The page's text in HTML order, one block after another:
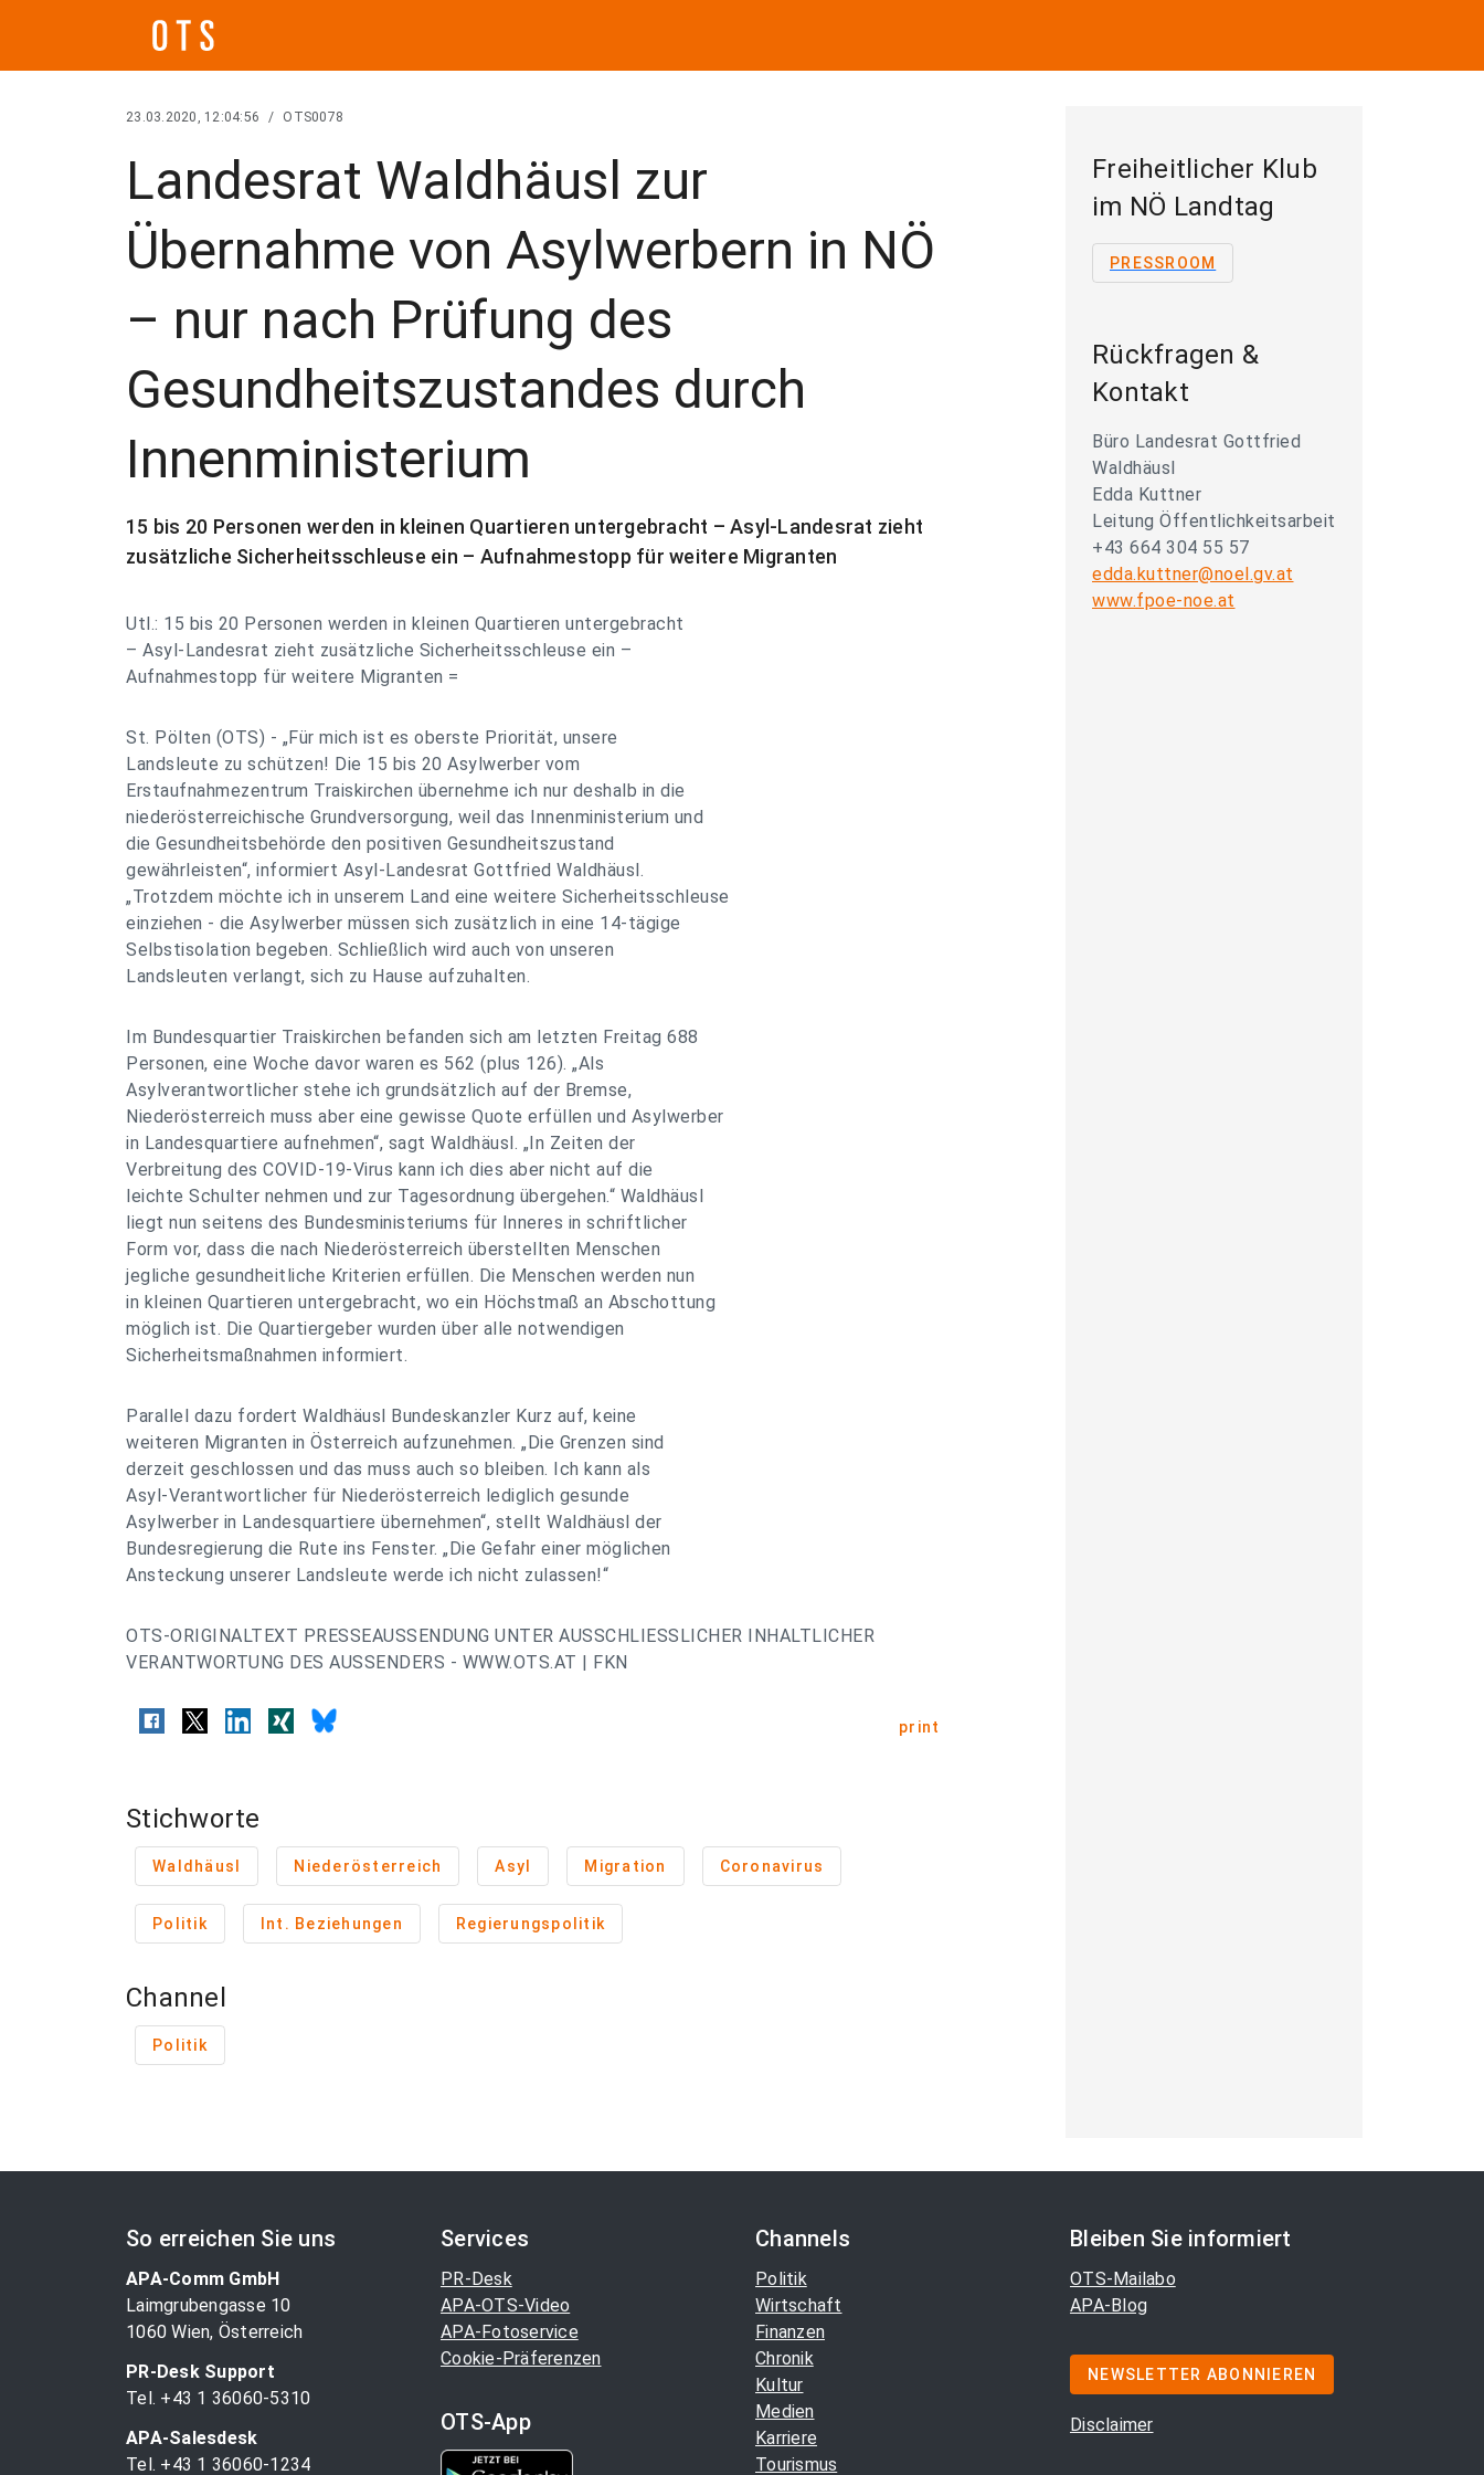
23.03.2020, 12:04:56 / OTS0078
Landesrat Waldhäusl zur
Übernahme von Asylwerbern in NÖ
– nur nach Prüfung des
Gesundheitszustandes durch
Innenministerium
15 bis 20 Personen werden in kleinen Quartieren untergebracht – Asyl-Landesrat zieht
zusätzliche Sicherheitsschleuse ein – Aufnahmestopp für weitere Migranten
Utl.: 15 bis 20 Personen werden in kleinen Quartieren untergebracht
– Asyl-Landesrat zieht zusätzliche Sicherheitsschleuse ein –
Aufnahmestopp für weitere Migranten =
St. Pölten (OTS) - „Für mich ist es oberste Priorität, unsere
Landsleute zu schützen! Die 15 bis 20 Asylwerber vom
Erstaufnahmezentrum Traiskirchen übernehme ich nur deshalb in die
niederösterreichische Grundversorgung, weil das Innenministerium und
die Gesundheitsbehörde den positiven Gesundheitszustand
gewährleisten“, informiert Asyl-Landesrat Gottfried Waldhäusl.
„Trotzdem möchte ich in unserem Land eine weitere Sicherheitsschleuse
einziehen - die Asylwerber müssen sich zusätzlich in eine 14-tägige
Selbstisolation begeben. Schließlich wird auch von unseren
Landsleuten verlangt, sich zu Hause aufzuhalten.
Im Bundesquartier Traiskirchen befanden sich am letzten Freitag 688
Personen, eine Woche davor waren es 562 (plus 126). „Als
Asylverantwortlicher stehe ich grundsätzlich auf der Bremse,
Niederösterreich muss aber eine gewisse Quote erfüllen und Asylwerber
in Landesquartiere aufnehmen“, sagt Waldhäusl. „In Zeiten der
Verbreitung des COVID-19-Virus kann ich dies aber nicht auf die
leichte Schulter nehmen und zur Tagesordnung übergehen.“ Waldhäusl
liegt nun seitens des Bundesministeriums für Inneres in schriftlicher
Form vor, dass die nach Niederösterreich überstellten Menschen
jegliche gesundheitliche Kriterien erfüllen. Die Menschen werden nun
in kleinen Quartieren untergebracht, wo ein Höchstmaß an Abschottung
möglich ist. Die Quartiergeber wurden über alle notwendigen
Sicherheitsmaßnahmen informiert.
Parallel dazu fordert Waldhäusl Bundeskanzler Kurz auf, keine
weiteren Migranten in Österreich aufzunehmen. „Die Grenzen sind
derzeit geschlossen und das muss auch so bleiben. Ich kann als
Asyl-Verantwortlicher für Niederösterreich lediglich gesunde
Asylwerber in Landesquartiere übernehmen“, stellt Waldhäusl der
Bundesregierung die Rute ins Fenster. „Die Gefahr einer möglichen
Ansteckung unserer Landsleute werde ich nicht zulassen!“
OTS-ORIGINALTEXT PRESSEAUSSENDUNG UNTER AUSSCHLIESSLICHER INHALTLICHER
VERANTWORTUNG DES AUSSENDERS - WWW.OTS.AT | FKN
print
Stichworte
Waldhäusl Niederösterreich Asyl Migration Coronavirus
Politik Int. Beziehungen Regierungspolitik
Channel
Politik
Freiheitlicher Klub
im NÖ Landtag
PRESSROOM
Rückfragen &
Kontakt
Büro Landesrat Gottfried
Waldhäusl
Edda Kuttner
Leitung Öffentlichkeitsarbeit
+43 664 304 55 57
edda.kuttner@noel.gv.at
www.fpoe-noe.at
So erreichen Sie uns
APA-Comm GmbH
Laimgrubengasse 10
1060 Wien, Österreich
PR-Desk Support
Tel. +43 1 36060-5310
APA-Salesdesk
Tel. +43 1 36060-1234
Services
PR-Desk
APA-OTS-Video
APA-Fotoservice
Cookie-Präferenzen
OTS-App
Channels
Politik
Wirtschaft
Finanzen
Chronik
Kultur
Medien
Karriere
Tourismus
Bleiben Sie informiert
OTS-Mailabo
APA-Blog
NEWSLETTER ABONNIEREN
Disclaimer